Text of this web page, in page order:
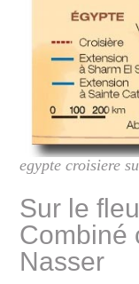
egypte croisiere
Sur le
Combiné
Nasser